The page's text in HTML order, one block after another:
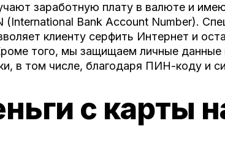
заработную плату в валюте и
(International Bank Account Number).
клиенту серфить Интернет и
того, мы защищаем личные данные
в том числе, благодаря ПИН-коду и
с карты